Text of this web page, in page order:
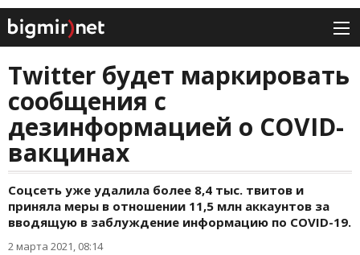
Twitter будет маркировать
сообщения с
дезинформацией о COVID-
вакцинах
Соцсеть уже удалила более 8,4 тыс. твитов и
приняла меры в отношении 11,5 млн аккаунтов за
вводящую в заблуждение информацию по COVID-19.
2 марта 2021, 08:14